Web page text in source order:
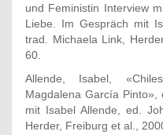
und Feministin Interview
Liebe. Im Gespräch mit
trad. Michaela Link,
60.
Allende, Isabel,
Magdalena García
mit Isabel Allende, ed.
Herder, Freiburg et al.,